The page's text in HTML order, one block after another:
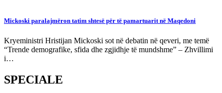
Mickoski paralajmëron tatim shtesë për të pamartuarit në Maqedoni
Kryeministri Hristijan Mickoski sot në debatin në qeveri, me temë
“Trende demografike, sfida dhe zgjidhje të mundshme” – Zhvillimi
i…
SPECIALE